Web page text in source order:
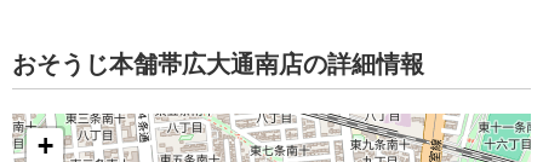
おそうじ本舗帯広大通南店の詳細情報
+